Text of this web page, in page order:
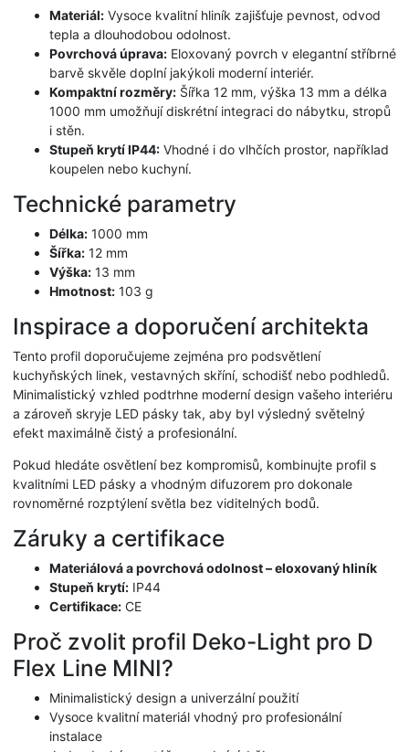
Materiál: Vysoce kvalitní hliník zajišťuje pevnost, odvod
tepla a dlouhodobou odolnost.
Povrchová úprava: Eloxovaný povrch v elegantní stříbrné
barvě skvěle doplní jakýkoli moderní interiér.
Kompaktní rozměry: Šířka 12 mm, výška 13 mm a délka
1000 mm umožňují diskrétní integraci do nábytku, stropů
i stěn.
Stupeň krytí IP44: Vhodné i do vlhčích prostor, například
koupelen nebo kuchyní.
Technické parametry
Délka: 1000 mm
Šířka: 12 mm
Výška: 13 mm
Hmotnost: 103 g
Inspirace a doporučení architekta
Tento profil doporučujeme zejména pro podsvětlení
kuchyňských linek, vestavných skříní, schodišť nebo podhledů.
Minimalistický vzhled podtrhne moderní design vašeho interiéru
a zároveň skryje LED pásky tak, aby byl výsledný světelný
efekt maximálně čistý a profesionální.
Pokud hledáte osvětlení bez kompromisů, kombinujte profil s
kvalitními LED pásky a vhodným difuzorem pro dokonale
rovnoměrné rozptýlení světla bez viditelných bodů.
Záruky a certifikace
Materiálová a povrchová odolnost – eloxovaný hliník
Stupeň krytí: IP44
Certifikace: CE
Proč zvolit profil Deko-Light pro D
Flex Line MINI?
Minimalistický design a univerzální použití
Vysoce kvalitní materiál vhodný pro profesionální
instalace